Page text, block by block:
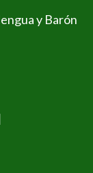
y Barón